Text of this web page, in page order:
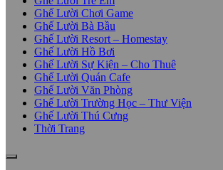
Ghế Lười Chơi Game
Ghế Lười Bà Bầu
Ghế Lười Resort – Homestay
Ghế Lười Hồ Bơi
Ghế Lười Sự Kiện – Cho Thuê
Ghế Lười Quán Cafe
Ghế Lười Văn Phòng
Ghế Lười Trường Học – Thư Viện
Ghế Lười Thú Cưng
Thời Trang